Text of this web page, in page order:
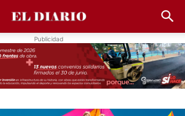
Publicidad